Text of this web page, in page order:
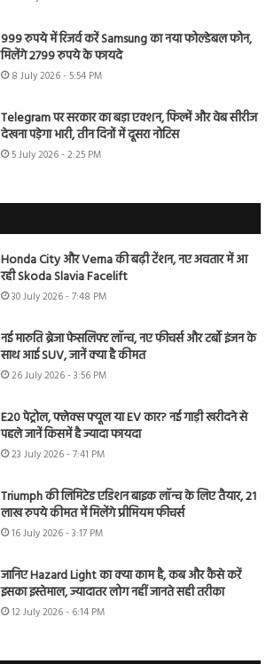
999 रुपये में रिजर्व करें Samsung का नया फोल्डेबल फोन,
मिलेंगे 2799 रुपये के फायदे
8 July 2026 - 5:54 PM
Telegram पर सरकार का बड़ा एक्शन, फिल्में और वेब सीरीज
देखना पड़ेगा भारी, तीन दिनों में दूसरा नोटिस
5 July 2026 - 2:25 PM
Honda City और Verna की बढ़ी टेंशन, नए अवतार में आ
रही Skoda Slavia Facelift
30 July 2026 - 7:48 PM
नई मारुति ब्रेजा फेसलिफ्ट लॉन्च, नए फीचर्स और टर्बो इंजन के
साथ आई SUV, जानें क्या है कीमत
26 July 2026 - 3:56 PM
E20 पेट्रोल, फ्लेक्स फ्यूल या EV कार? नई गाड़ी खरीदने से
पहले जानें किसमें है ज्यादा फायदा
23 July 2026 - 7:41 PM
Triumph की लिमिटेड एडिशन बाइक लॉन्च के लिए तैयार, 21
लाख रुपये कीमत में मिलेंगे प्रीमियम फीचर्स
16 July 2026 - 3:17 PM
जानिए Hazard Light का क्या काम है, कब और कैसे करें
इसका इस्तेमाल, ज्यादातर लोग नहीं जानते सही तरीका
12 July 2026 - 6:14 PM